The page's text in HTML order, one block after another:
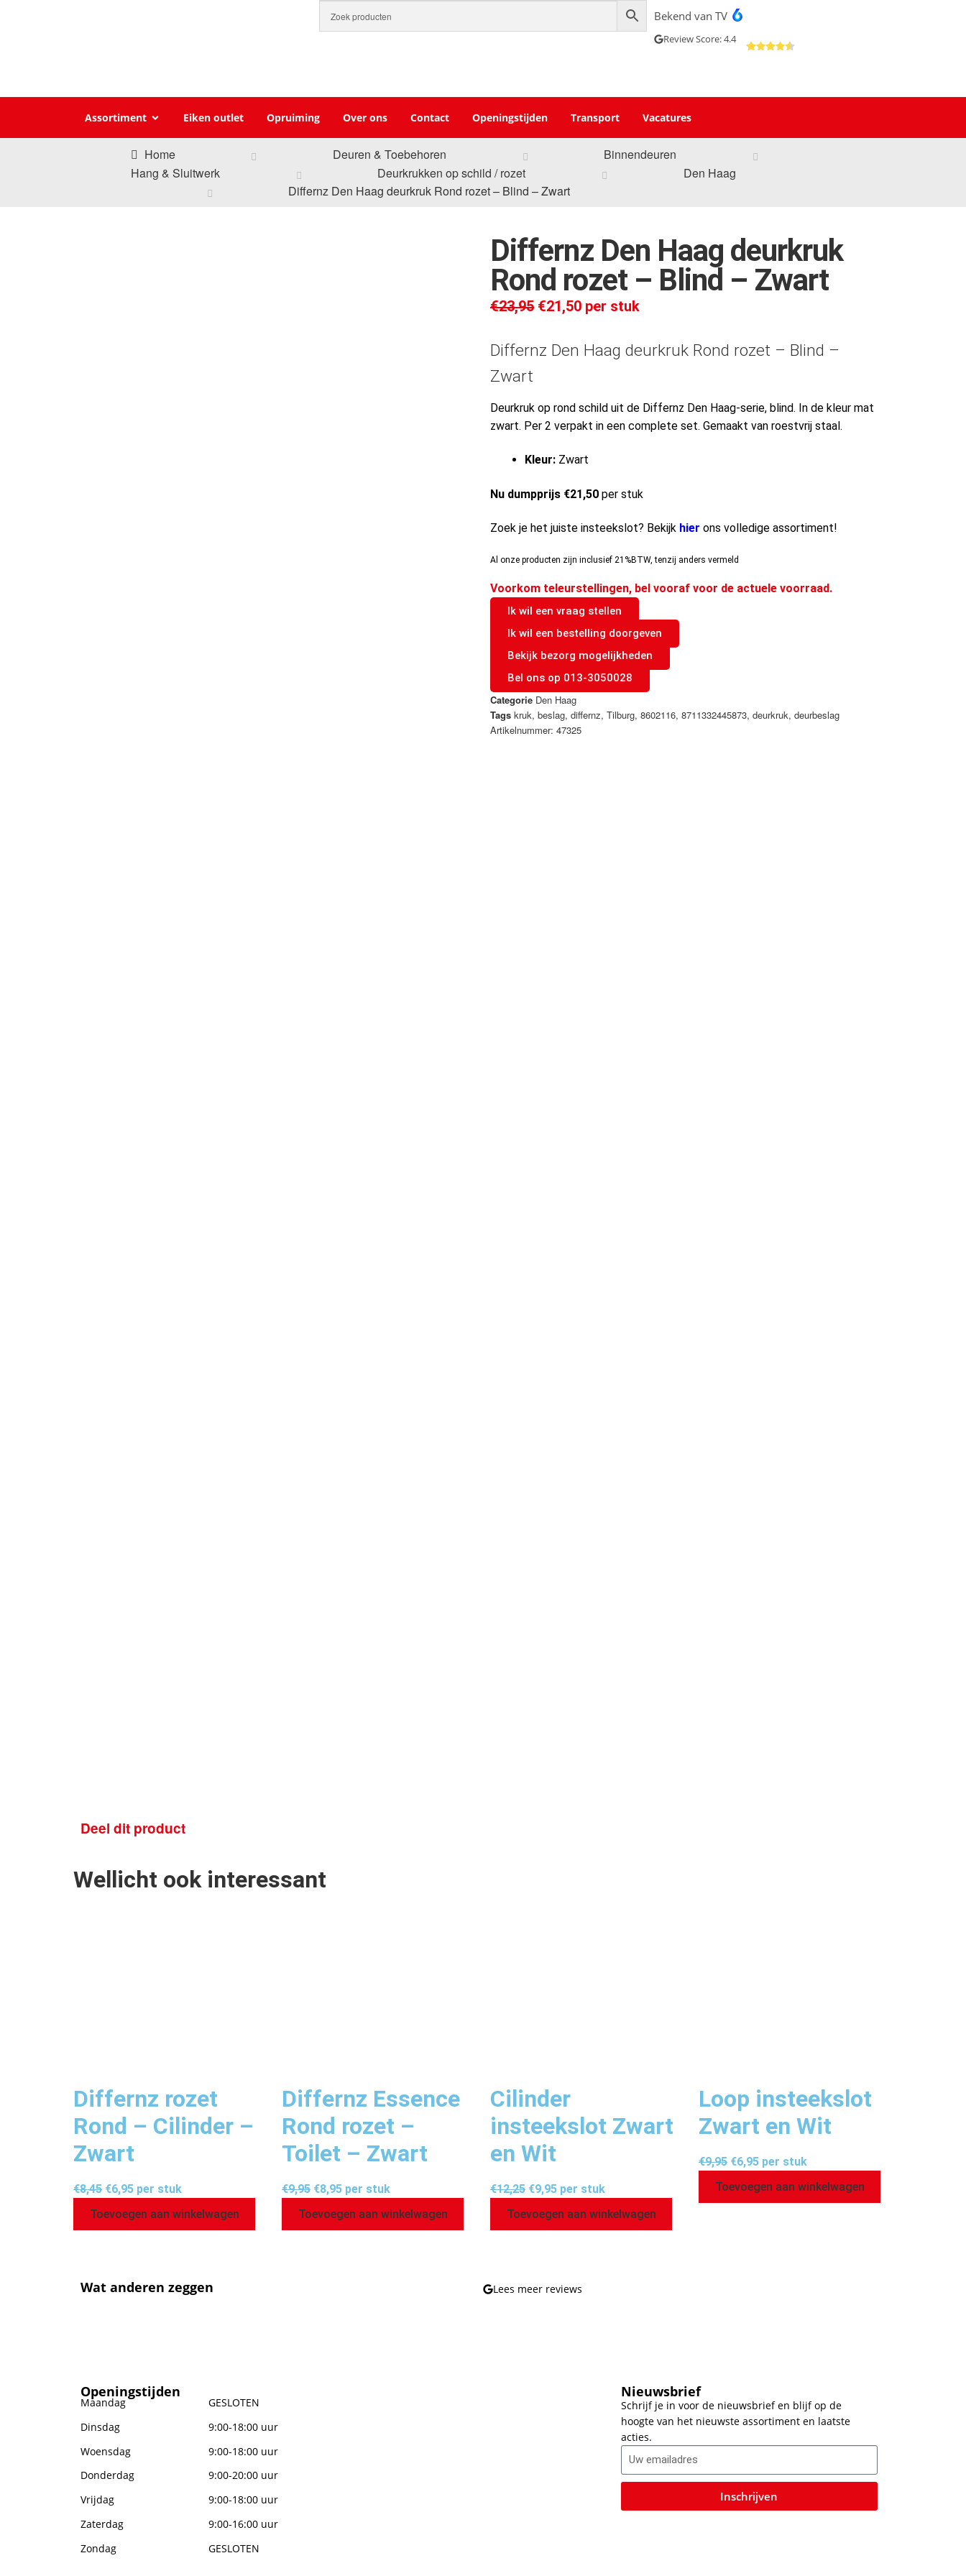
Bekend van TV
Review Score: 4.4
Assortiment Eiken outlet Opruiming Over ons Contact Openingstijden Transport Vacatures
Home Deuren & Toebehoren
Binnendeuren
Hang & Sluitwerk
Deurkrukken op schild / rozet
Den Haag
Differnz Den Haag deurkruk Rond rozet – Blind – Zwart
Deel dit product
Differnz Den Haag deurkruk
Rond rozet – Blind – Zwart
€23,95 €21,50 per stuk
Differnz Den Haag deurkruk Rond rozet – Blind –
Zwart
Deurkruk op rond schild uit de Differnz Den Haag-serie, blind. In de kleur mat
zwart. Per 2 verpakt in een complete set. Gemaakt van roestvrij staal.
Kleur: Zwart
Nu dumpprijs €21,50 per stuk
Zoek je het juiste insteekslot? Bekijk hier ons volledige assortiment!
Al onze producten zijn inclusief 21%BTW, tenzij anders vermeld
Voorkom teleurstellingen, bel vooraf voor de actuele voorraad.
Ik wil een vraag stellen
Ik wil een bestelling doorgeven
Bekijk bezorg mogelijkheden
Bel ons op 013-3050028
Categorie Den Haag
Tags kruk, beslag, differnz, Tilburg, 8602116, 8711332445873, deurkruk, deurbeslag
Artikelnummer: 47325
Wellicht ook interessant
Differnz rozet
Rond – Cilinder –
Zwart
€8,45 €6,95 per stuk
Toevoegen aan winkelwagen
Differnz Essence
Rond rozet –
Toilet – Zwart
€9,95 €8,95 per stuk
Toevoegen aan winkelwagen
Cilinder
insteekslot Zwart
en Wit
€12,25 €9,95 per stuk
Toevoegen aan winkelwagen
Loop insteekslot
Zwart en Wit
€9,95 €6,95 per stuk
Toevoegen aan winkelwagen
Wat anderen zeggen Lees meer reviews
Openingstijden
Maandag
GESLOTEN
Dinsdag
9:00-18:00 uur
Woensdag
9:00-18:00 uur
Donderdag
9:00-20:00 uur
Vrijdag
9:00-18:00 uur
Zaterdag
9:00-16:00 uur
Zondag
GESLOTEN
Nieuwsbrief
Schrijf je in voor de nieuwsbrief en blijf op de
hoogte van het nieuwste assortiment en laatste
acties.
Inschrijven